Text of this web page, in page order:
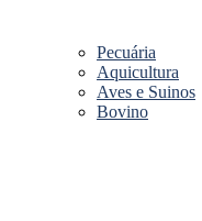
Pecuária
Aquicultura
Aves e Suinos
Bovino